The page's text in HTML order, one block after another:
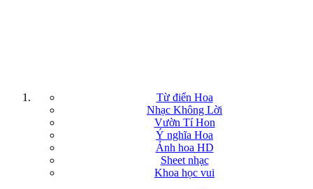
Từ điển Hoa
Nhạc Không Lời
Vườn Tí Hon
Ý nghĩa Hoa
Ảnh hoa HD
Sheet nhạc
Khoa học vui